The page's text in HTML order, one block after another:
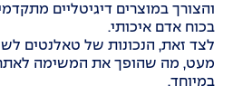
והצורך במוצרים דיגיטליים
בכוח אדם איכותי.
לצד זאת, הנכונות של טאלנטים
מעט, מה שהופך את המשימה לאתר
במיוחד.